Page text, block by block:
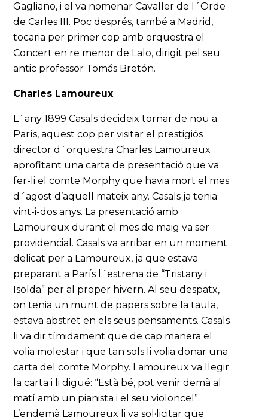
Gagliano, i el va nomenar Cavaller de l´Orde
de Carles III. Poc després, també a Madrid,
tocaria per primer cop amb orquestra el
Concert en re menor de Lalo, dirigit pel seu
antic professor Tomás Bretón.
Charles Lamoureux
L´any 1899 Casals decideix tornar de nou a
París, aquest cop per visitar el prestigiós
director d´orquestra Charles Lamoureux
aprofitant una carta de presentació que va
fer-li el comte Morphy que havia mort el mes
d´agost d’aquell mateix any. Casals ja tenia
vint-i-dos anys. La presentació amb
Lamoureux durant el mes de maig va ser
providencial. Casals va arribar en un moment
delicat per a Lamoureux, ja que estava
preparant a París l´estrena de “Tristany i
Isolda” per al proper hivern. Al seu despatx,
on tenia un munt de papers sobre la taula,
estava abstret en els seus pensaments. Casals
li va dir tímidament que de cap manera el
volia molestar i que tan sols li volia donar una
carta del comte Morphy. Lamoureux va llegir
la carta i li digué: “Està bé, pot venir demà al
matí amb un pianista i el seu violoncel”.
L’endemà Lamoureux li va sol·licitar que